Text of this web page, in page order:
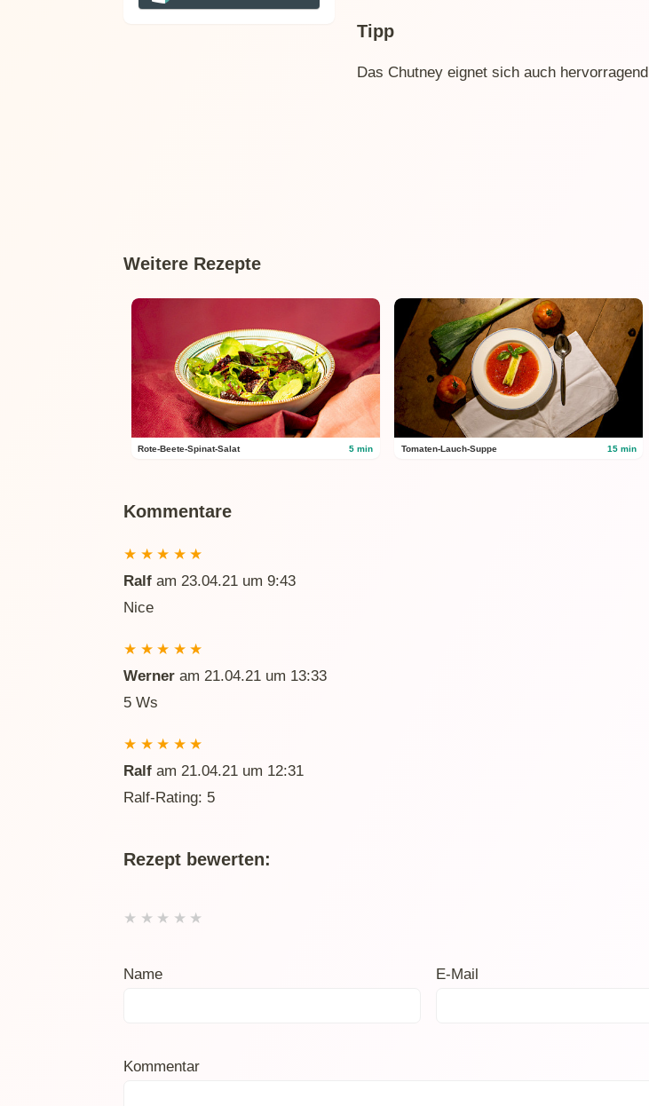
Tipp
Das Chutney eignet sich auch
Weitere Rezepte
Rote-Beete-Spinat-Salat 5 min Tomaten-Lauch-Suppe 15 min
Kommentare
★ ★ ★ ★ ★
Ralf am 23.04.21 um 9:43
Nice
★ ★ ★ ★ ★
Werner am 21.04.21 um 13:33
5 Ws
★ ★ ★ ★ ★
Ralf am 21.04.21 um 12:31
Ralf-Rating: 5
Rezept bewerten:
Name E-Mail
★ ★ ★ ★ ★
Kommentar